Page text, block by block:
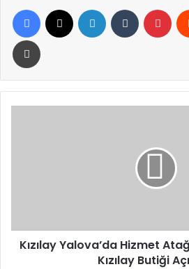
Facebook LinkedIn Tumblr
Yazdır
Açılıyor
Kızılay Yalova’da Hizmet
Kızılay Butiği